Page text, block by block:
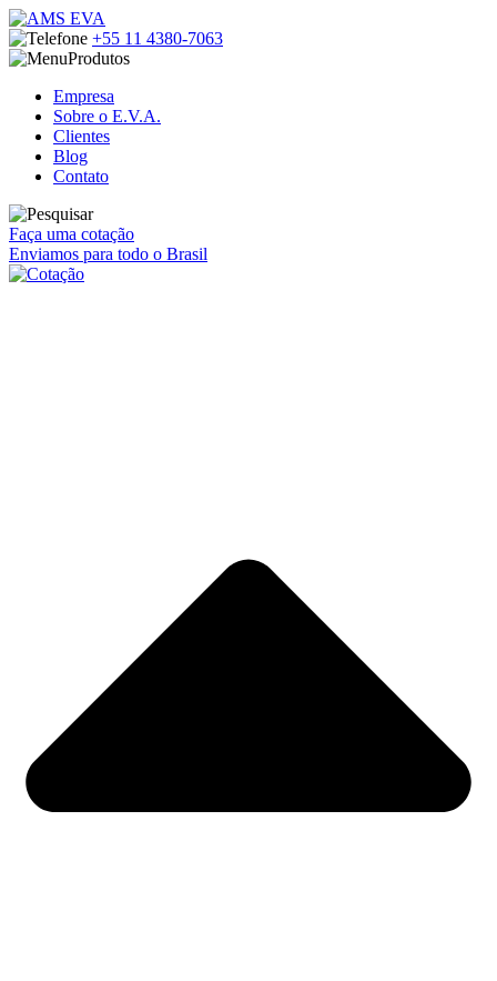
+55 11 4380-7063
Produtos
Empresa
Sobre o E.V.A.
Clientes
Blog
Contato
Faça uma cotação
Enviamos para todo o Brasil